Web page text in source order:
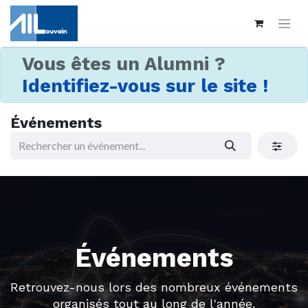
Vous êtes un Alumni ?
Identifiez-vous sur le site !
Événements
Événements
Retrouvez-nous lors des nombreux événements
organisés tout au long de l'année.